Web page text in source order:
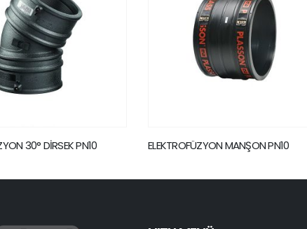
MANŞON PN10 ELEKTROFÜZYON Y REDÜKSİYON PN16